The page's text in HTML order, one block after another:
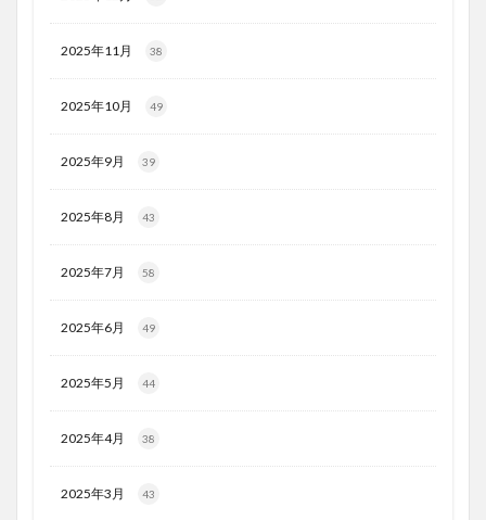
2025年11月 38
2025年10月 49
2025年9月 39
2025年8月 43
2025年7月 58
2025年6月 49
2025年5月 44
2025年4月 38
2025年3月 43